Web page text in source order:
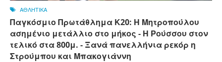
ΑΘΛΗΤΙΚΑ
Παγκόσμιο Πρωτάθλημα Κ20: Η Μητροπούλου
ασημένιο μετάλλιο στο μήκος - Η Ρούσσου στον
τελικό στα 800μ. - Ξανά πανελλήνια ρεκόρ η
Στρούμπου και Μπακογιάννη